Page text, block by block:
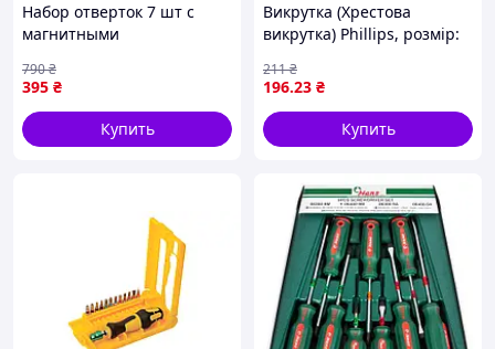
Набор отверток 7 шт с
магнитными
ремонта и сборки мебели
шлиц крест 3-6 мм
395 ₴
790₴
Купить
Викрутка (Хрестова
викрутка) Phillips, розмір:
довжина 2: 205 мм, ручка:
ізольований / проти
ковзання,
196.23 ₴
211₴
Купить